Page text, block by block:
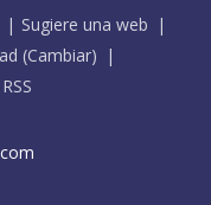
Sugiere una web
(Cambiar)
RSS